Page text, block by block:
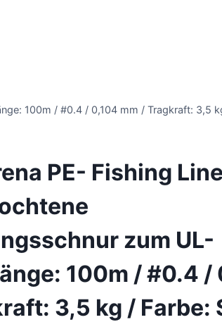
100m / #0.4 / 0,104 mm / Tragkraft: 3,5
PE- Fishing
zum UL-
100m / #0.4 /
3,5 kg / Farbe: